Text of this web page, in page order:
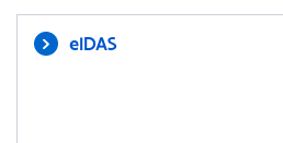
eIDAS